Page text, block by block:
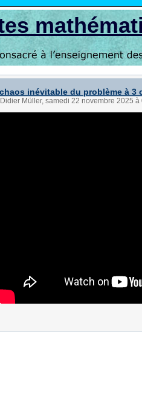
inévitable du problème à 3
Didier Müller, samedi 22 novembre 2025